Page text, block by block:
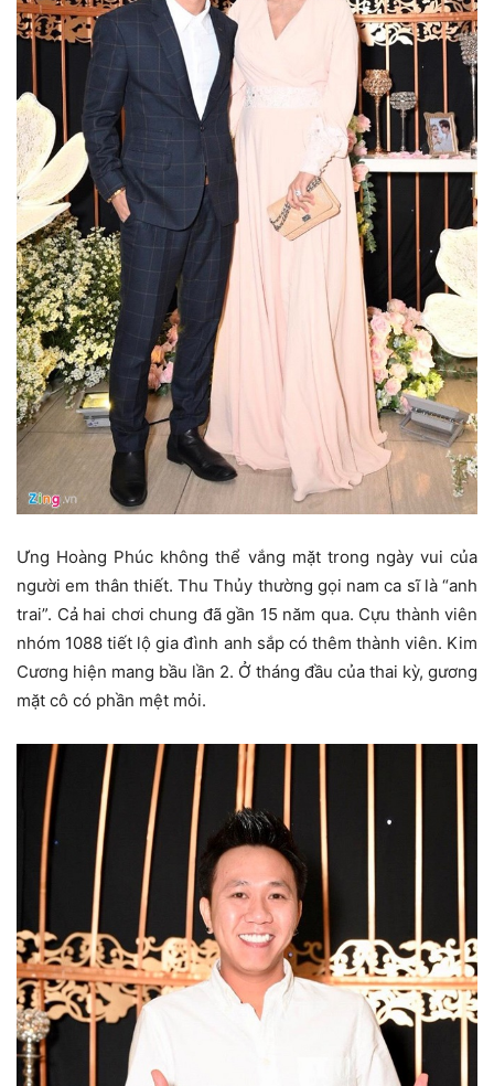
Ưng Hoàng Phúc không thể vắng mặt trong ngày vui của
người em thân thiết. Thu Thủy thường gọi nam ca sĩ là “anh
trai”. Cả hai chơi chung đã gần 15 năm qua. Cựu thành viên
nhóm 1088 tiết lộ gia đình anh sắp có thêm thành viên. Kim
Cương hiện mang bầu lần 2. Ở tháng đầu của thai kỳ, gương
mặt cô có phần mệt mỏi.